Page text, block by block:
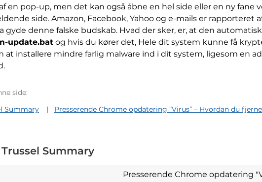
en pop-up, men det kan også åbne en hel side eller en ny fane
side. Amazon, Facebook, Yahoo og e-mails er rapporteret
gyde denne falske budskab. Hvad der sker, er, at den
update.bat og hvis du kører det, Hele dit system kunne få
at installere mindre farlig malware ind i dit system, ligesom en
side:
Summary
Presserende Chrome opdatering “Virus” – Hvordan du
Trussel Summary
Presserende Chrome opdatering